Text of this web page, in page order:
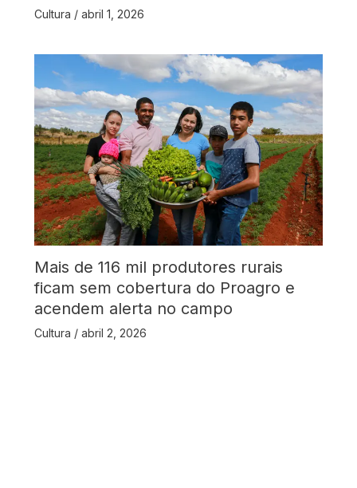
Cultura / abril 1, 2026
Mais de 116 mil produtores rurais
ficam sem cobertura do Proagro e
acendem alerta no campo
Cultura / abril 2, 2026